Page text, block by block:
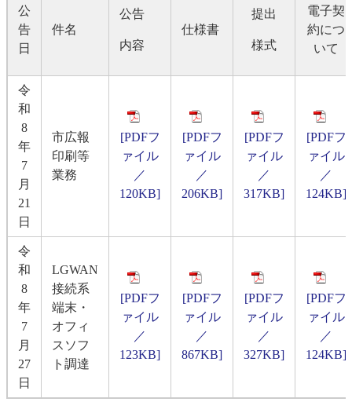
公
告
日
件名
公告
内容
仕様書
提出
様式
電子契
約につ
いて
令
和
8
年
7
月
21
日
市広報
印刷等
業務
[PDFフ
ァイル
／
120KB]
[PDFフ
ァイル
／
206KB]
[PDFフ
ァイル
／
317KB]
[PDFフ
ァイル
／
124KB]
令
和
8
年
7
月
27
日
LGWAN
接続系
端末・
オフィ
スソフ
ト調達
[PDFフ
ァイル
／
123KB]
[PDFフ
ァイル
／
867KB]
[PDFフ
ァイル
／
327KB]
[PDFフ
ァイル
／
124KB]